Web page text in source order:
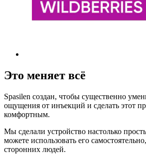
Это меняет всё
Spasilen создан, чтобы существенно
ощущения от инъекций и сделать этот
комфортным.
Мы сделали устройство настолько
можете использовать его
сторонних людей.